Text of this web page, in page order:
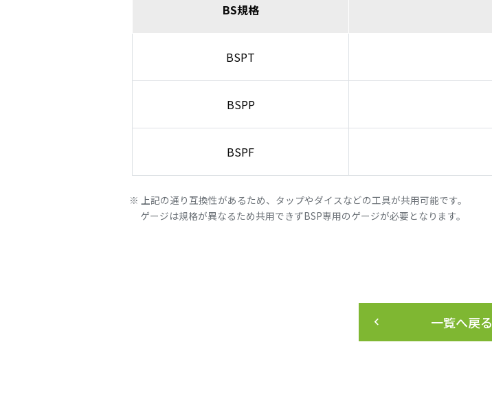
BS規格
BSPT
BSPP
BSPF
上記の通り互換性があるため、タップやダイスなどの工具が共用可能です。
ゲージは規格が異なるため共用できずBSP専用のゲージが必要となります。
一覧へ戻る
keyboard_arrow_left